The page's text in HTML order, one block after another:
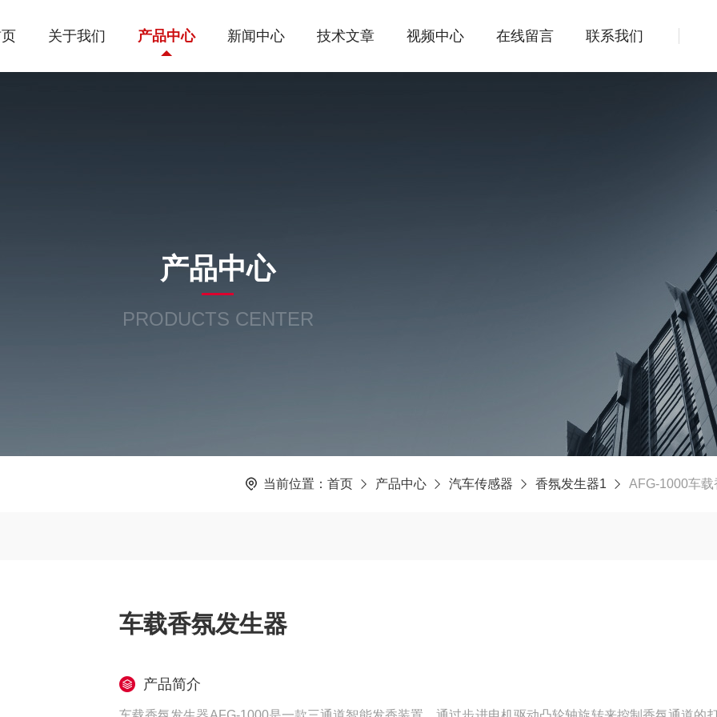
关于我们 产品中心 新闻中心 技术文章 视频中心 在线留言 联系我们
产品中心
PRODUCTS CENTER
当前位置： 首页 产品中心 汽车传感器 香氛发生器1 AFG-1000车
车载香氛发生器
产品简介